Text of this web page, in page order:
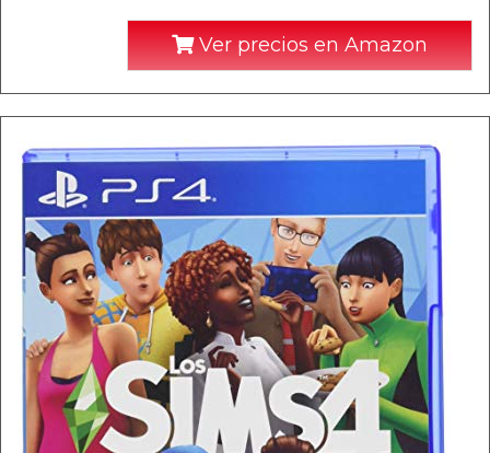
Ver precios en Amazon